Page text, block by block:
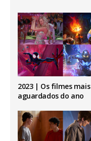
2023 | Os filmes mais
aguardados do ano